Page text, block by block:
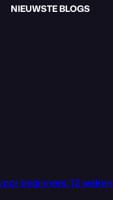
NIEUWSTE BLOGS
beginners: 12 weken